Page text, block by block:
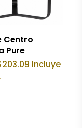
Al Carrito
Centro
Pure
203.09 El
precio
Incluye